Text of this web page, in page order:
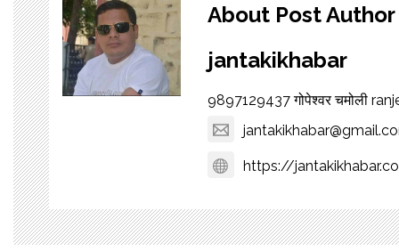
About Post Author
jantakikhabar
9897129437 गोपेश्वर चमोली
https://